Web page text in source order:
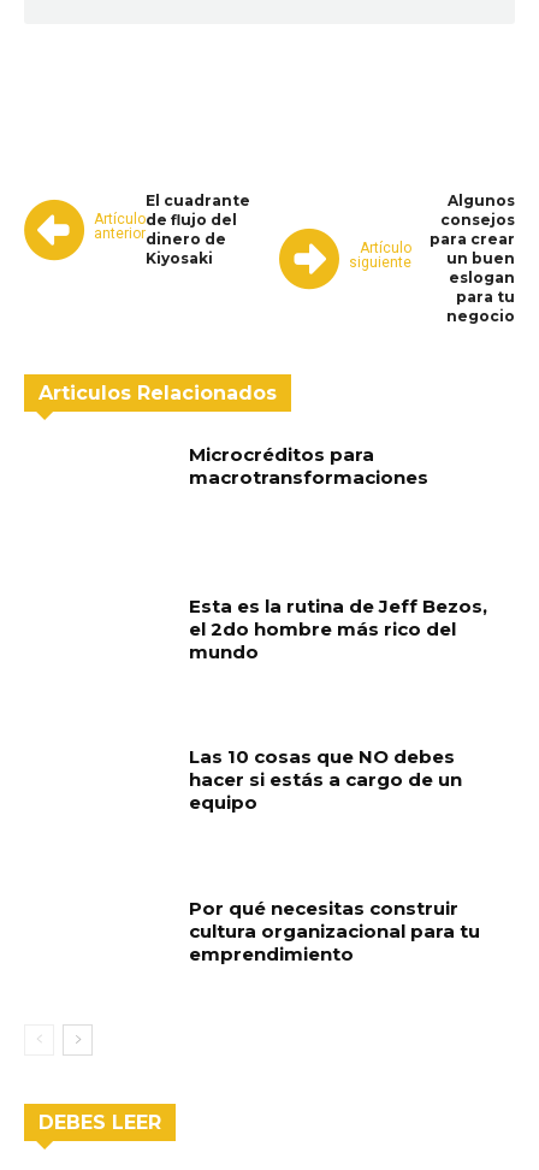
Artículo
anterior
El cuadrante
de flujo del
dinero de
Kiyosaki
Artículo
siguiente
Algunos
consejos
para crear
un buen
eslogan
para tu
negocio
Articulos Relacionados
Microcréditos para
macrotransformaciones
Esta es la rutina de Jeff Bezos,
el 2do hombre más rico del
mundo
Las 10 cosas que NO debes
hacer si estás a cargo de un
equipo
Por qué necesitas construir
cultura organizacional para tu
emprendimiento
DEBES LEER